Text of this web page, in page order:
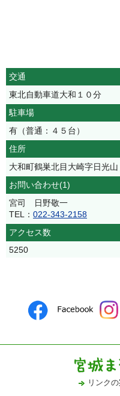
交通
東北自動車道大和１０分
駐車場
有（普通：４５台）
住所
大和町鶴巣北目大崎字日光山
お問い合わせ(1)
宮司 日野敬一
TEL： 022-343-2158
アクセス数
5250
リンク